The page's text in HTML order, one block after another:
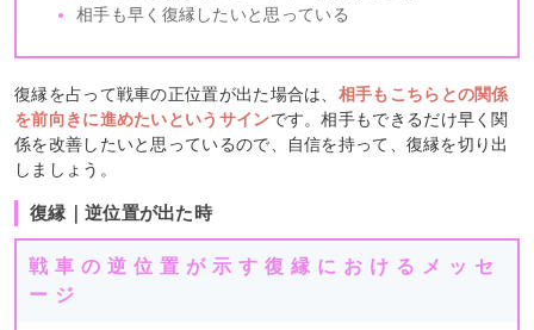
相手も早く復縁したいと思っている
復縁を占って戦車の正位置が出た場合は、 相手もこちらとの関係
を前向きに進めたいというサインです。相手もできるだけ早く関
係を改善したいと思っているので、自信を持って、復縁を切り出
しましょう。
復縁｜逆位置が出た時
戦車の逆位置が示す復縁におけるメッセ
ージ